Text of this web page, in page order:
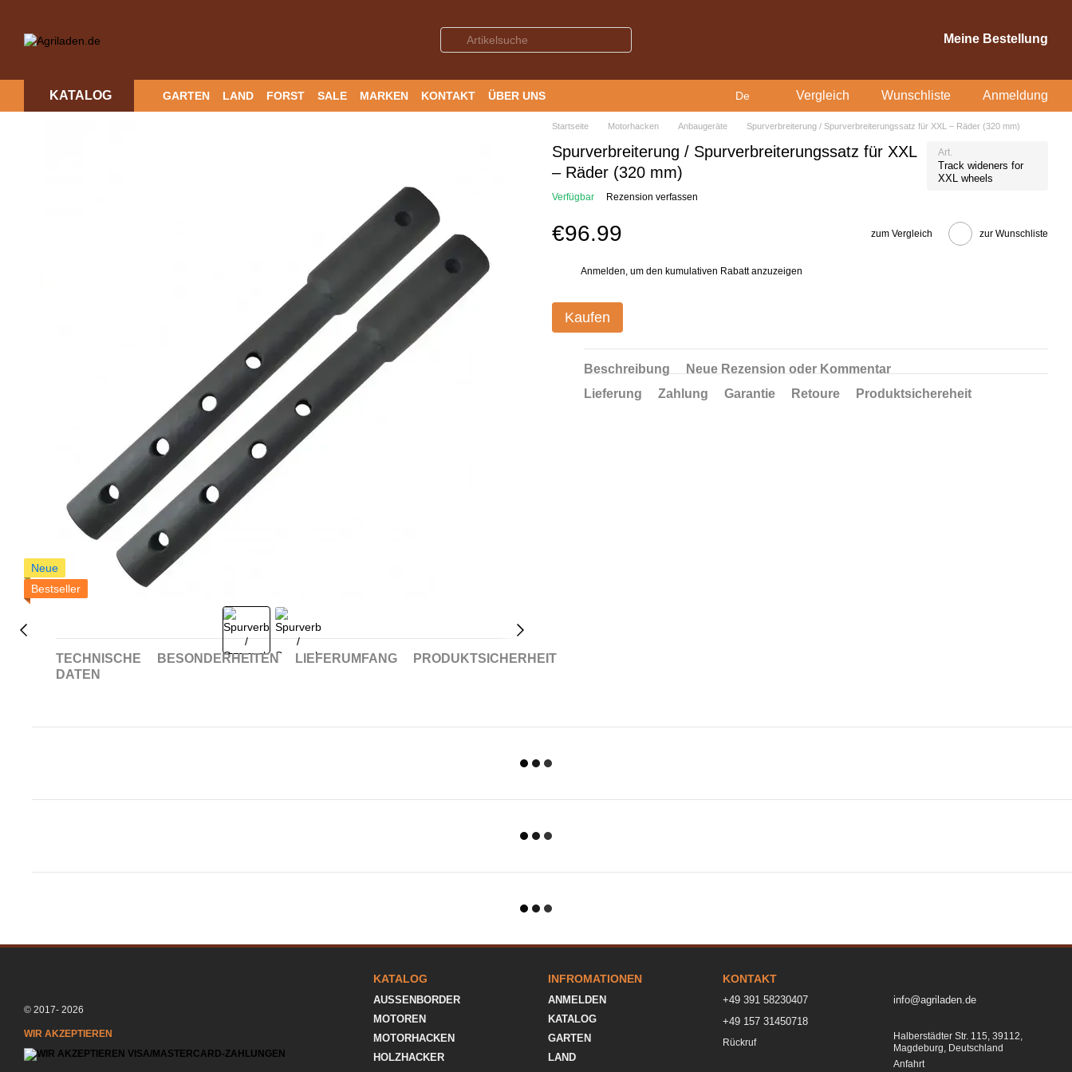
Meine Bestellung
KATALOG GARTEN LAND FORST SALE MARKEN KONTAKT ÜBER UNS De Vergleich Wunschliste Anmeldung
Neue
Bestseller
TECHNISCHE
DATEN
BESONDERHEITEN LIEFERUMFANG PRODUKTSICHERHEIT
Startseite Motorhacken Anbaugeräte Spurverbreiterung / Spurverbreiterungssatz für XXL – Räder (320 mm)
Spurverbreiterung / Spurverbreiterungssatz für XXL
– Räder (320 mm)
Art.
Track wideners for
XXL wheels
Verfügbar Rezension verfassen
€96.99 zum Vergleich zur Wunschliste
Anmelden , um den kumulativen Rabatt anzuzeigen
Kaufen
Beschreibung
Neue Rezension oder Kommentar
Lieferung
Zahlung Garantie Retoure Produktsichereheit
© 2017- 2026
WIR AKZEPTIEREN
KATALOG
AUSSENBORDER
MOTOREN
MOTORHACKEN
HOLZHACKER
INFROMATIONEN
ANMELDEN
KATALOG
GARTEN
LAND
KONTAKT
+49 391 58230407
+49 157 31450718
Rückruf
info@agriladen.de
Halberstädter Str. 115, 39112,
Magdeburg, Deutschland
Anfahrt